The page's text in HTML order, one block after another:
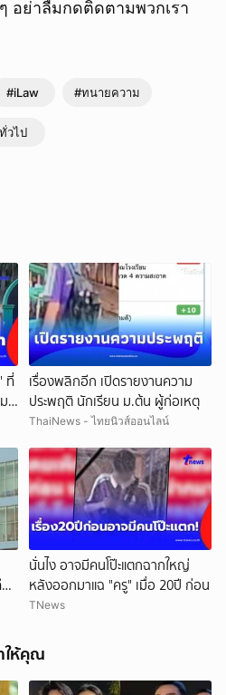
อย่าลืมกดติดตามพวกเรา
#iLaw #ทนายความ
ทั่วไป
ที่
เรื่องพลิกอีก เปิดรายงานความ
ประพฤติ นักเรียน ม.ต้น ผู้ก่อเหตุ
ThaiNews - ไทยนิวส์ออนไลน์
นั่นไง อาจมีคนโป๊ะแตกฉากใหญ่
หลังออกมาแฉ "ครู" เมื่อ 20ปี ก่อน
TNews
ให้คุณ